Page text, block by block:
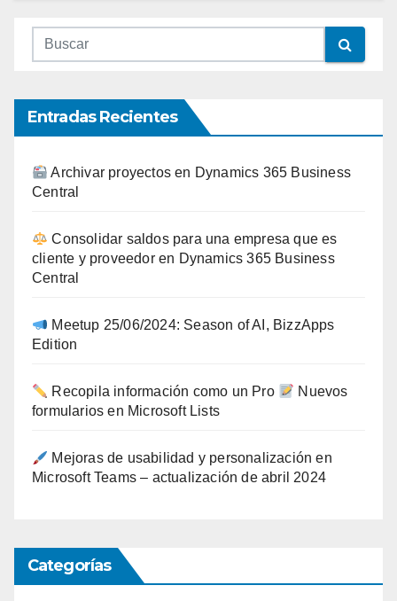
Entradas Recientes
Archivar proyectos en Dynamics 365 Business
Central
Consolidar saldos para una empresa que es
cliente y proveedor en Dynamics 365 Business
Central
Meetup 25/06/2024: Season of AI, BizzApps
Edition
Recopila información como un Pro
Nuevos
formularios en Microsoft Lists
Mejoras de usabilidad y personalización en
Microsoft Teams – actualización de abril 2024
Categorías